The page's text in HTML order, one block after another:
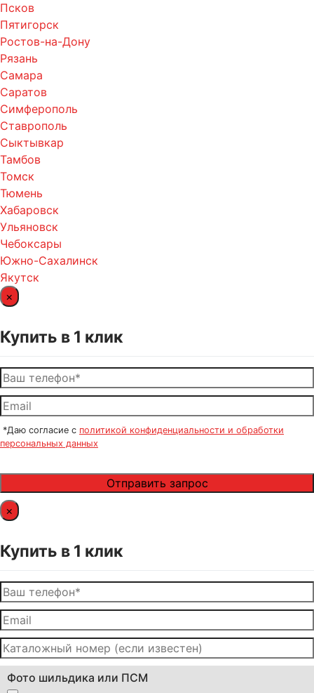
Псков
Пятигорск
Ростов-на-Дону
Рязань
Самара
Саратов
Симферополь
Ставрополь
Сыктывкар
Тамбов
Томск
Тюмень
Хабаровск
Ульяновск
Чебоксары
Южно-Сахалинск
Якутск
×
Купить в 1 клик
*Даю согласие с политикой конфиденциальности и обработки
персональных данных
×
Купить в 1 клик
Фото шильдика или ПСМ